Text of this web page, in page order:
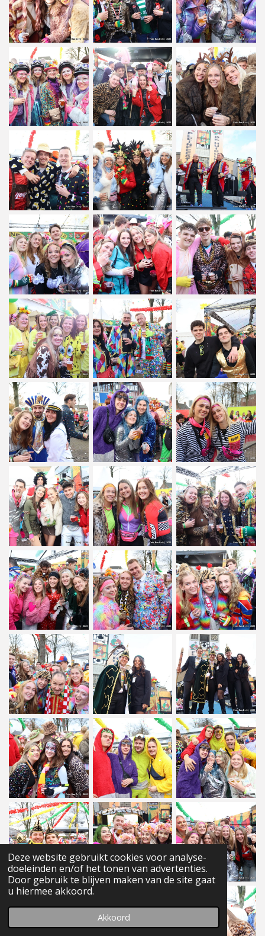
Deze website gebruikt cookies voor analyse-
doeleinden en/of het tonen van advertenties.
Door gebruik te blijven maken van de site gaat
u hiermee akkoord.
Akkoord